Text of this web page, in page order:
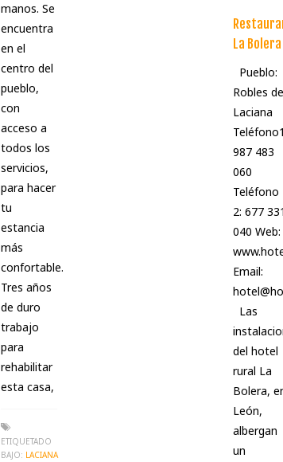
manos. Se
encuentra
en el
centro del
pueblo,
con
acceso a
todos los
servicios,
para hacer
tu
estancia
más
confortable.
Tres años
de duro
trabajo
para
rehabilitar
esta casa,
ETIQUETADO
BAJO: LACIANA
La Bolera
Pueblo:
Robles de
Laciana
987 483
060
Teléfono
2: 677 331
040 Web:
Email:
Las
del hotel
rural La
Bolera,
León,
albergan
un